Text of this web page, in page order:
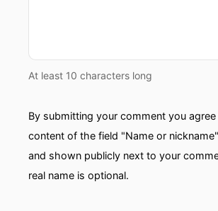
At least 10 characters long
By submitting your comment you
content of the field "Name or
and shown publicly next to your
real name is optional.